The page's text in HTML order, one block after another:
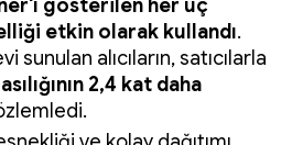
gösterilen her üç
etkin olarak kullandı.
sunulan alıcıların, satıcılarla
2,4 kat daha